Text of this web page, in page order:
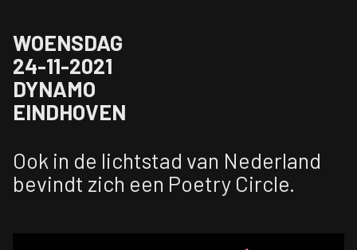
WOENSDAG
24-11-2021
DYNAMO
EINDHOVEN
Ook in de lichtstad van Nederland
bevindt zich een Poetry Circle.